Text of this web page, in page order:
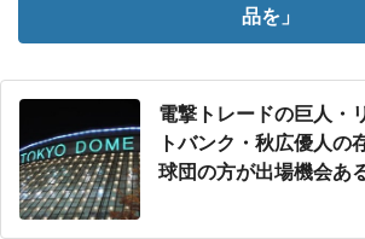
品を」
電撃トレードの巨人・
トバンク・秋広優人の
球団の方が出場機会あ